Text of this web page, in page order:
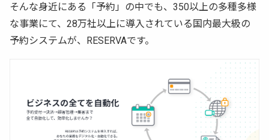
そんな身近にある「予約」の中でも、350以上の多種多様
な事業にて、28万社以上に導入されている国内最大級の
予約システムが、RESERVAです。